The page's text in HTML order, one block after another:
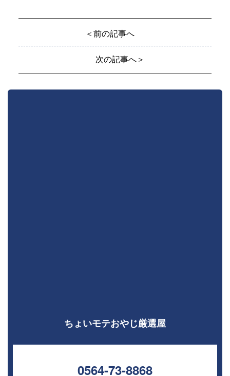
＜前の記事へ
次の記事へ＞
ちょいモテおやじ厳選屋
0564-73-8868⁣